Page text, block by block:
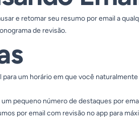
e retomar seu resumo por email a
de revisão.
para um horário em que você
pequeno número de destaques por
por email com revisão no app para